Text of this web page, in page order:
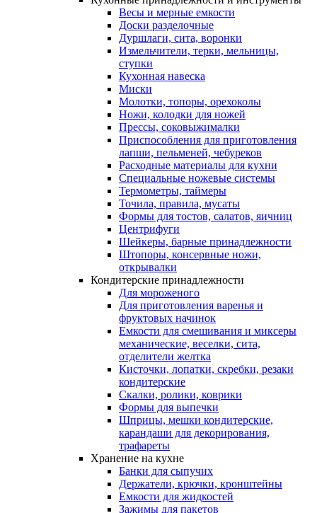
Весы и мерные емкости
Доски разделочные
Дуршлаги, сита, воронки
Измельчители, терки, мельницы,
ступки
Кухонная навеска
Миски
Молотки, топоры, орехоколы
Ножи, колодки для ножей
Прессы, соковыжималки
Приспособления для приготовления
лапши, пельменей, чебуреков
Расходные материалы для кухни
Специальные ножевые системы
Термометры, таймеры
Точила, правила, мусаты
Формы для тостов, салатов, яичниц
Центрифуги
Шейкеры, барные принадлежности
Штопоры, консервные ножи,
открывалки
Кондитерские принадлежности
Для мороженого
Для приготовления варенья и
фруктовых начинок
Емкости для смешивания и миксеры
механические, веселки, сита,
отделители желтка
Кисточки, лопатки, скребки, резаки
кондитерские
Скалки, ролики, коврики
Формы для выпечки
Шприцы, мешки кондитерские,
карандаши для декорирования,
трафареты
Хранение на кухне
Банки для сыпучих
Держатели, крючки, кронштейны
Емкости для жидкостей
Зажимы для пакетов